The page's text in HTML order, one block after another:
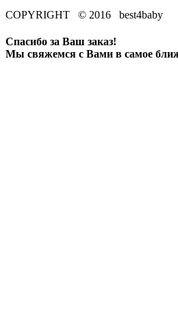
COPYRIGHT © 2016 best4baby
Спасибо за Ваш заказ!
Мы свяжемся с Вами в самое